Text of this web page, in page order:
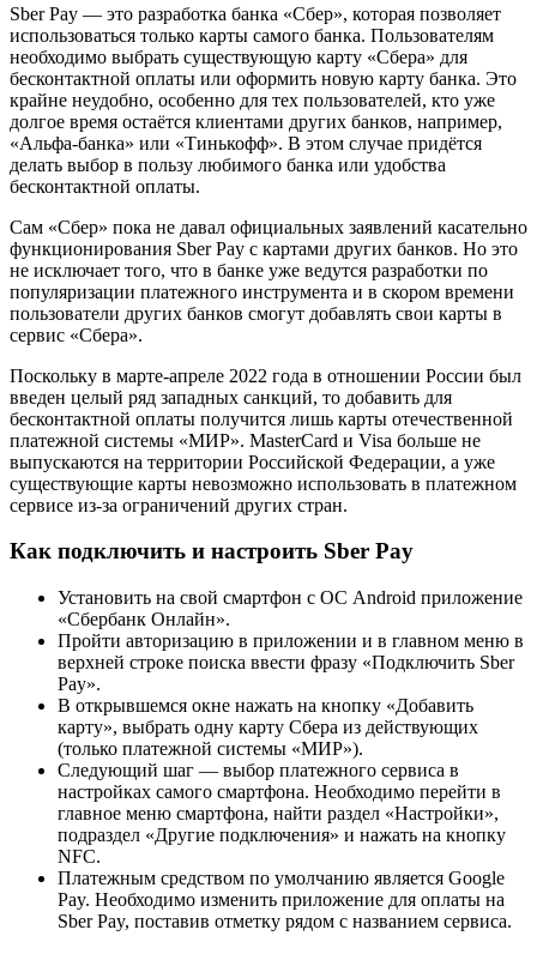
Sber Pay — это разработка банка «Сбер», которая позволяет
использоваться только карты самого банка. Пользователям
необходимо выбрать существующую карту «Сбера» для
бесконтактной оплаты или оформить новую карту банка. Это
крайне неудобно, особенно для тех пользователей, кто уже
долгое время остаётся клиентами других банков, например,
«Альфа-банка» или «Тинькофф». В этом случае придётся
делать выбор в пользу любимого банка или удобства
бесконтактной оплаты.
Сам «Сбер» пока не давал официальных заявлений касательно
функционирования Sber Pay с картами других банков. Но это
не исключает того, что в банке уже ведутся разработки по
популяризации платежного инструмента и в скором времени
пользователи других банков смогут добавлять свои карты в
сервис «Сбера».
Поскольку в марте-апреле 2022 года в отношении России был
введен целый ряд западных санкций, то добавить для
бесконтактной оплаты получится лишь карты отечественной
платежной системы «МИР». MasterCard и Visa больше не
выпускаются на территории Российской Федерации, а уже
существующие карты невозможно использовать в платежном
сервисе из-за ограничений других стран.
Как подключить и настроить Sber Pay
Установить на свой смартфон с ОС Android приложение
«Сбербанк Онлайн».
Пройти авторизацию в приложении и в главном меню в
верхней строке поиска ввести фразу «Подключить Sber
Pay».
В открывшемся окне нажать на кнопку «Добавить
карту», выбрать одну карту Сбера из действующих
(только платежной системы «МИР»).
Следующий шаг — выбор платежного сервиса в
настройках самого смартфона. Необходимо перейти в
главное меню смартфона, найти раздел «Настройки»,
подраздел «Другие подключения» и нажать на кнопку
NFC.
Платежным средством по умолчанию является Google
Pay. Необходимо изменить приложение для оплаты на
Sber Pay, поставив отметку рядом с названием сервиса.